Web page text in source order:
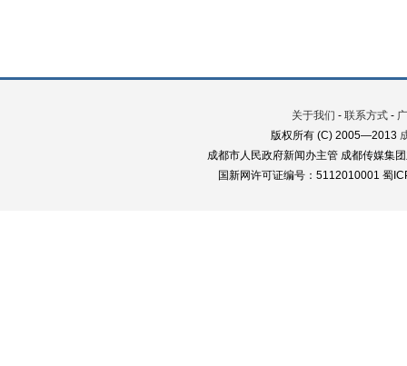
关于我们 - 联系方式 -
版权所有 (C) 2005—2013
成都市人民政府新闻办主管 成都传媒集
国新网许可证编号：5112010001 蜀